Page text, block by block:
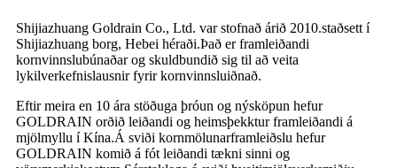
Shijiazhuang Goldrain Co., Ltd. var stofnað árið 2010.staðsett í
Shijiazhuang borg, Hebei héraði.Það er framleiðandi
kornvinnslubúnaðar og skuldbundið sig til að veita
lykilverkefnislausnir fyrir kornvinnsluiðnað.
Eftir meira en 10 ára stöðuga þróun og nýsköpun hefur
GOLDRAIN orðið leiðandi og heimsþekktur framleiðandi á
mjölmyllu í Kína.Á sviði kornmölunarframleiðslu hefur
GOLDRAIN komið á fót leiðandi tækni sinni og